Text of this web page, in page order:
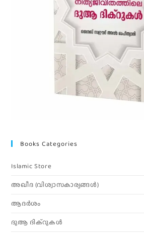
Books Categories
Islamic Store
അഖീദ (വിശ്വാസകാര്യങ്ങള്‍)
ആദര്‍ശം
ദുആ ദിക്റുകൾ